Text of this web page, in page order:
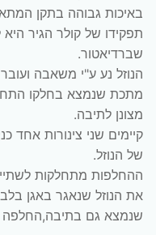
באיכות גבוהה בתקן
תפקידו של קולר הגיר היא
שברדיאטור.
הנוזל נע ע"י משאבה
מתכת שנמצא בחלקו
מצונן לתיבה.
קיימים שני צינורות אחד
של הנוזל.
ההחלפות מתחלקות
את הנוזל שנאגר באגן
שנמצא גם בתיבה,החלפה